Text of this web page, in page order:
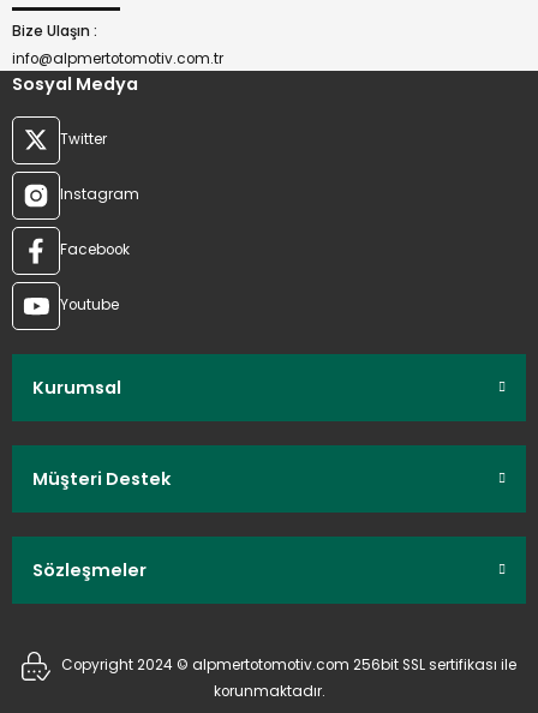
Bize Ulaşın :
info@alpmertotomotiv.com.tr
Sosyal Medya
Twitter
Instagram
Facebook
Youtube
Kurumsal
Müşteri Destek
Sözleşmeler
Copyright 2024 © alpmertotomotiv.com 256bit SSL sertifikası ile
korunmaktadır.